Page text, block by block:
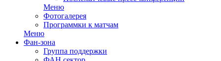
Меню
Фотогалерея
Программки к матчам
Меню
Фан-зона
Группа поддержки